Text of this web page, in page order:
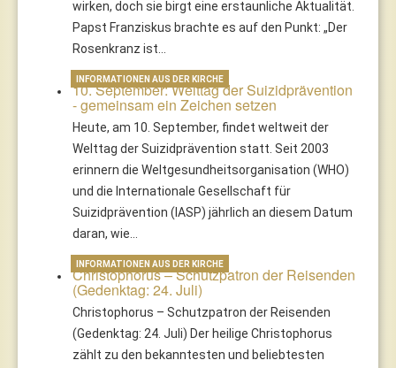
wirken, doch sie birgt eine erstaunliche Aktualität.
Papst Franziskus brachte es auf den Punkt: „Der
Rosenkranz ist…
10. September: Welttag der Suizidprävention
- gemeinsam ein Zeichen setzen
Heute, am 10. September, findet weltweit der
Welttag der Suizidprävention statt. Seit 2003
erinnern die Weltgesundheitsorganisation (WHO)
und die Internationale Gesellschaft für
Suizidprävention (IASP) jährlich an diesem Datum
daran, wie…
INFORMATIONEN AUS DER KIRCHE
Christophorus – Schutzpatron der Reisenden
(Gedenktag: 24. Juli)
Christophorus – Schutzpatron der Reisenden
(Gedenktag: 24. Juli) Der heilige Christophorus
zählt zu den bekanntesten und beliebtesten
INFORMATIONEN AUS DER KIRCHE